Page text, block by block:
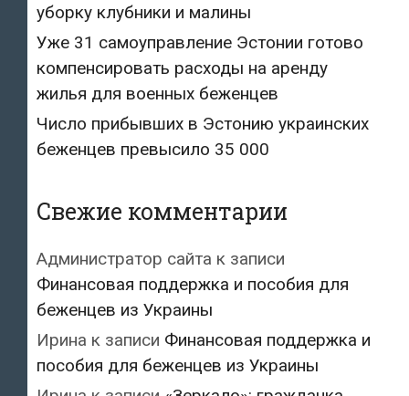
уборку клубники и малины
Уже 31 самоуправление Эстонии готово
компенсировать расходы на аренду
жилья для военных беженцев
Число прибывших в Эстонию украинских
беженцев превысило 35 000
Свежие комментарии
Администратор сайта к записи
Финансовая поддержка и пособия для
беженцев из Украины
Ирина к записи Финансовая поддержка и
пособия для беженцев из Украины